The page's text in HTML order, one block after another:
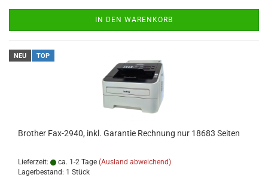
IN DEN WARENKORB
NEU TOP
Brother Fax-2940, inkl. Garantie Rechnung nur 18683 Seiten
Lieferzeit: ca. 1-2 Tage (Ausland abweichend)
Lagerbestand: 1 Stück